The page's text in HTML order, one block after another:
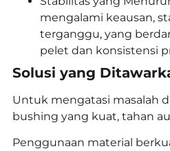
mengalami keausan,
terganggu, yang
pelet dan konsistensi
Solusi yang
Untuk mengatasi masalah
bushing yang kuat, tahan
Penggunaan material